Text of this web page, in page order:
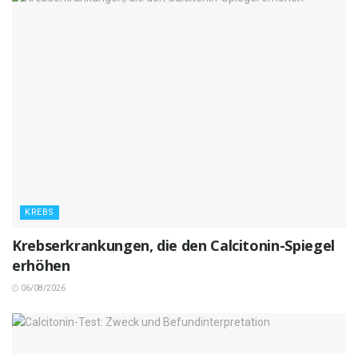
KREBS
Krebserkrankungen, die den Calcitonin-Spiegel
erhöhen
06/08/2026